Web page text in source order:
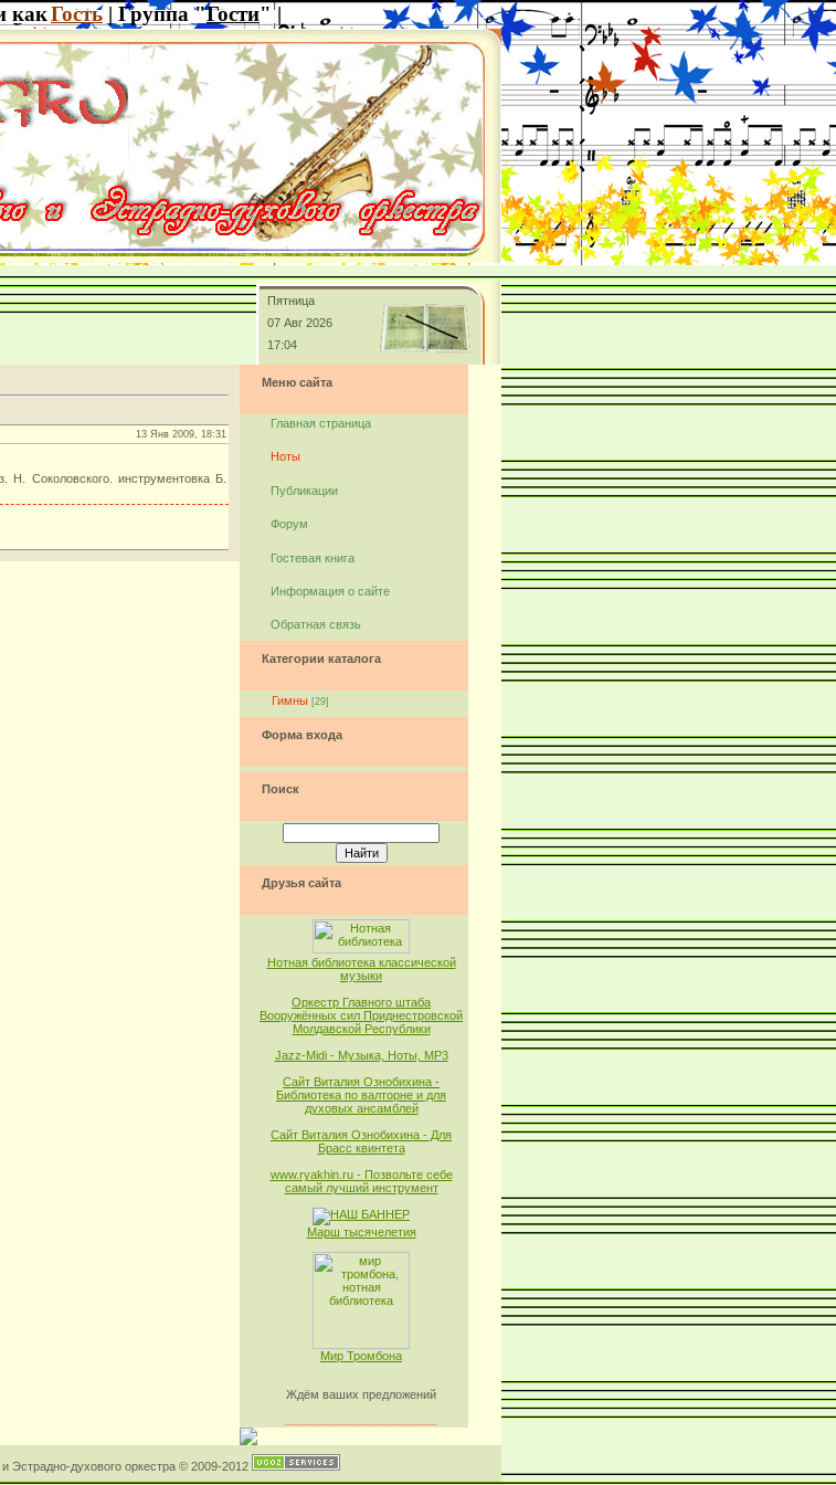
какГость | Группа "Гости" |
Пятница
07 Авг 2026
17:04
13 Янв 2009, 18:31
Н. Соколовского. инструментовка Б.
Меню сайта
Главная страница
Ноты
Публикации
Форум
Гостевая книга
Информация о сайте
Обратная связь
Категории каталога
Гимны [29]
Форма входа
Поиск
Друзья сайта
Нотная библиотека классической
музыки
Оркестр Главного штаба
Вооружённых сил Приднестровской
Молдавской Республики
Jazz-Midi - Музыка, Ноты, MP3
Сайт Виталия Ознобихина -
Библиотека по валторне и для
духовых ансамблей
Сайт Виталия Ознобихина - Для
Брасс квинтета
www.ryakhin.ru - Позвольте себе
самый лучший инструмент
Марш тысячелетия
Мир Тромбона
Ждём ваших предложений
Эстрадно-духового оркестра © 2009-2012